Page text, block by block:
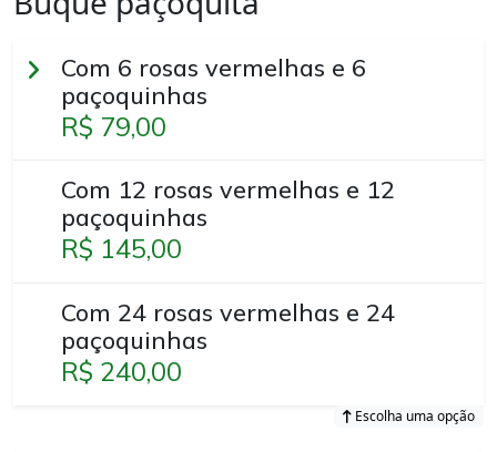
Com 6 rosas vermelhas e 6
paçoquinhas
R$ 79,00
Com 12 rosas vermelhas e 12
paçoquinhas
R$ 145,00
Com 24 rosas vermelhas e 24
paçoquinhas
R$ 240,00
Escolha uma opção